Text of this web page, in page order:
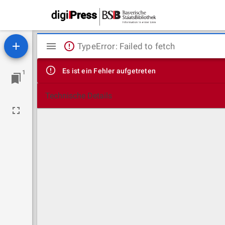
1
Mirador
Viewer
TypeError: Failed to fetch
Es ist ein Fehler aufgetreten
Technische Details